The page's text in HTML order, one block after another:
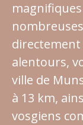
directement
alentours,
ville de
à 13 km,
vosgiens